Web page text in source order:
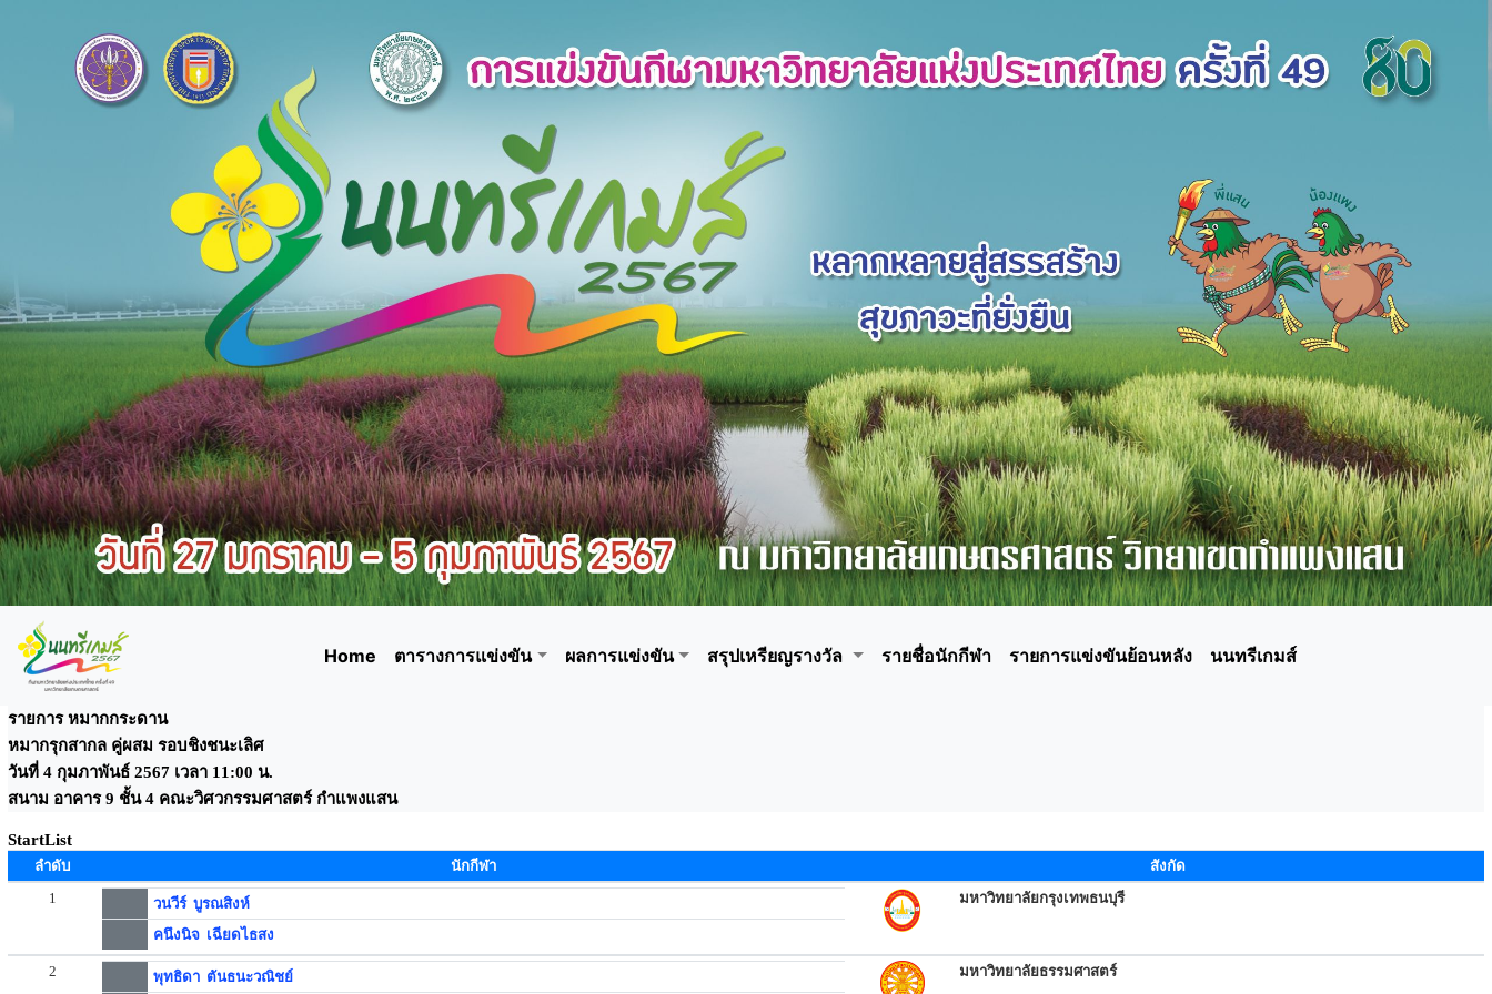
Home ตารางการแข่งขัน ผลการแข่งขัน สรุปเหรียญรางวัล รายชื่อนักกีฬา รายการแข่งขันย้อนหลัง นนทรีเกมส์
รายการ หมากกระดาน
หมากรุกสากล คู่ผสม รอบชิงชนะเลิศ
วันที่ 4 กุมภาพันธ์ 2567 เวลา 11:00 น.
สนาม อาคาร 9 ชั้น 4 คณะวิศวกรรมศาสตร์ กำแพงแสน
StartList
ลำดับ นักกีฬา
สังกัด
1
วนวีร์ บูรณสิงห์
คนึงนิจ เฉียดไธสง
มหาวิทยาลัยกรุงเทพธนบุรี
2 พุทธิดา ตันธนะวณิชย์ มหาวิทยาลัยธรรมศาสตร์